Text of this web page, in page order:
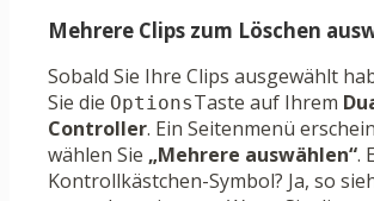
Mehrere Clips zum Löschen
Sobald Sie Ihre Clips ausgewählt
Sie die OptionsTaste auf Ihrem
Controller. Ein Seitenmenü
wählen Sie „Mehrere auswählen“.
Kontrollkästchen-Symbol? Ja, so